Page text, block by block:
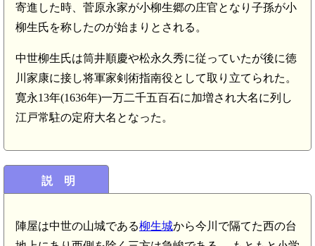
寄進した時、菅原永家が小柳生郷の庄官となり子孫が小
柳生氏を称したのが始まりとされる。
中世柳生氏は筒井順慶や松永久秀に従っていたが後に徳
川家康に接し将軍家剣術指南役として取り立てられた。
寛永13年(1636年)一万二千五百石に加増され大名に列し
江戸常駐の定府大名となった。
説 明
陣屋は中世の山城である柳生城から今川で隔てた西の台